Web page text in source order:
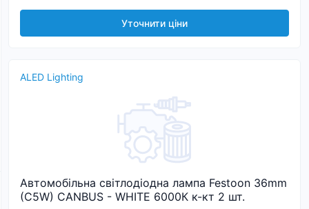
Уточнити ціни
ALED Lighting
Автомобільна світлодіодна лампа Festoon 36mm
(C5W) CANBUS - WHITE 6000К к-кт 2 шт.